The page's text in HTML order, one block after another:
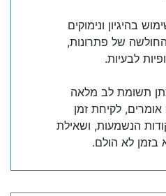
בהיגיון ונימוקים
של פתרונות,
לבעיות.
תשומת לב מלאה
לקיחת זמן
הנשמעות, ושאילת
בזמן לא הולם.